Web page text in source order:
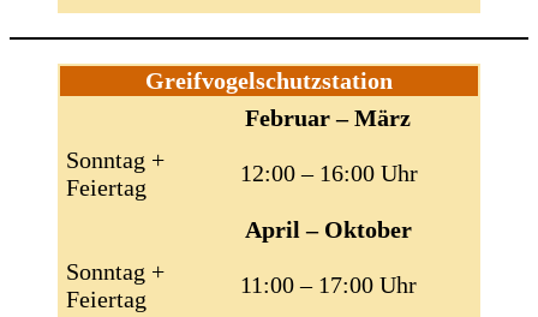
Greifvogelschutzstation
Februar – März
Sonntag +
Feiertag
12:00 – 16:00 Uhr
April – Oktober
Sonntag +
Feiertag
11:00 – 17:00 Uhr